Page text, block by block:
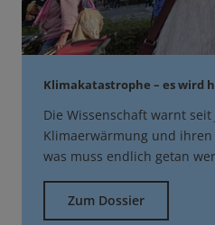
Klimakatastrophe – es wird
Die Wissenschaft warnt
Klimaerwärmung und ihren
was muss endlich getan
Zum Dossier